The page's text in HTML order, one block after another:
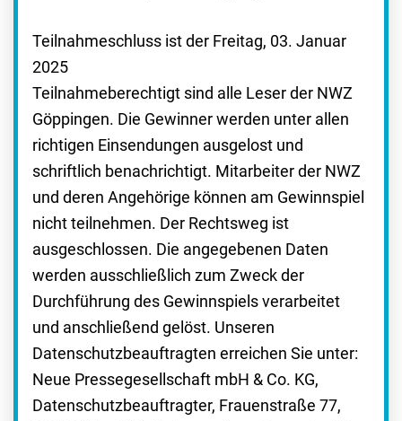
Teilnahmeschluss ist der Freitag, 03. Januar
2025
Teilnahmeberechtigt sind alle Leser der NWZ
Göppingen. Die Gewinner werden unter allen
richtigen Einsendungen ausgelost und
schriftlich benachrichtigt. Mitarbeiter der NWZ
und deren Angehörige können am Gewinnspiel
nicht teilnehmen. Der Rechtsweg ist
ausgeschlossen. Die angegebenen Daten
werden ausschließlich zum Zweck der
Durchführung des Gewinnspiels verarbeitet
und anschließend gelöst. Unseren
Datenschutzbeauftragten erreichen Sie unter:
Neue Pressegesellschaft mbH & Co. KG,
Datenschutzbeauftragter, Frauenstraße 77,